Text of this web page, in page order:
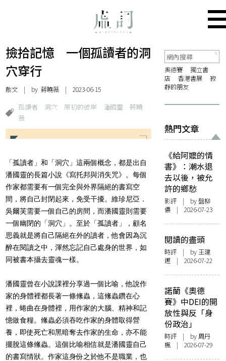
撿拾記憶 一個孤讀者的洞
穴穿行
散文 | by蔣曉薇 | 2023-06-15
孤讀者 洞穴 原初的彼岸 潘國靈
蔣曉
薇
「孤讀者」和「洞穴」這兩個概念，都是出自
潘國靈的長篇小說《寫托邦與消失咒》。每個
作家都需要有一個完全與外界隔絕的書寫空
間，將自己封閉起來，免受干擾。維珍尼亞．
吳爾芙需要一個自己的房間，而潘國靈則需要
一個幽閉的「洞穴」。至於「孤讀者」，顧名
思義就是將自己隔絕在外的讀者，他會因為沉
醉在閱讀之中，渾然忘記自己處身的世界，如
同被書本攝去靈魂一樣。
潘國靈曾在小說課裡分享過一個比喻，他說作
家的身體裡都長著一條絛蟲，這絛蟲鑽在心
裡，蜷曲在身體裡，用作家的大腦、精神和記
憶做食糧。絛蟲必須吞吃作家的身體取得營
養，即使死亡和黑暗奪去作家的生命，亦不能
擺脫這條絛蟲。這個比喻相信就是潘國靈自己
的書寫情狀。作家這身份之於他不是職業，也
奧德賽
獨立書
店
香港書展
寂
靜的朋友
熱門文章
《給阿嬤的情
書》：潮水退
去以後，被允
許的鄉愁
影評 | by 盤柳
儂 | 2026-07-23
閱讀的盡頭
時評 | by 王建
鏗 | 2026-07-22
諾蘭《奧德
賽》中DEI的開
放性與反「身
份政治」
時評 | by周丹
楓 | 2026-07-29